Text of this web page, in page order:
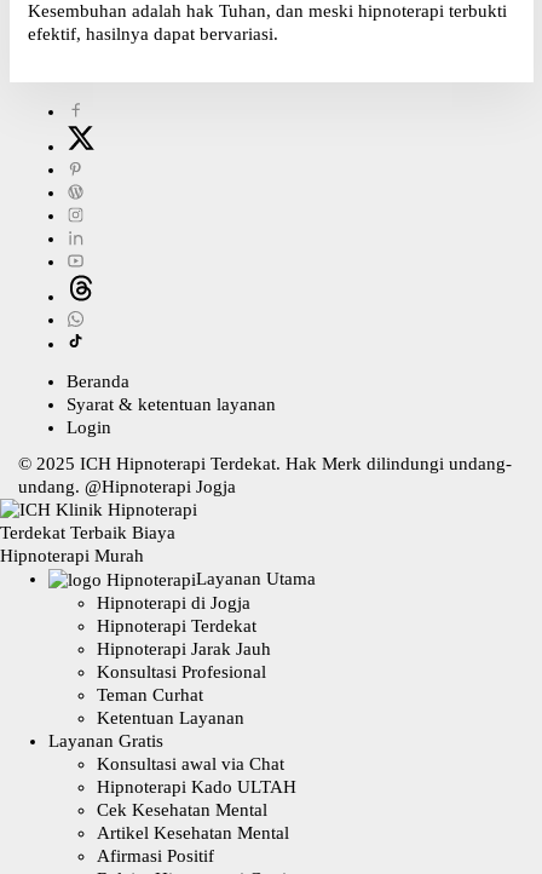
Kesembuhan adalah hak Tuhan, dan meski hipnoterapi terbukti
efektif, hasilnya dapat bervariasi.
Beranda
Syarat & ketentuan layanan
Login
© 2025 ICH Hipnoterapi Terdekat. Hak Merk dilindungi undang-
undang. @Hipnoterapi Jogja
Layanan Utama
Hipnoterapi di Jogja
Hipnoterapi Terdekat
Hipnoterapi Jarak Jauh
Konsultasi Profesional
Teman Curhat
Ketentuan Layanan
Layanan Gratis
Konsultasi awal via Chat
Hipnoterapi Kado ULTAH
Cek Kesehatan Mental
Artikel Kesehatan Mental
Afirmasi Positif